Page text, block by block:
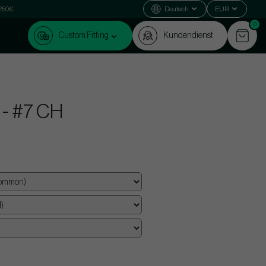
Deutsch EUR
Custom Fitting Kundendienst
0
#7 CH